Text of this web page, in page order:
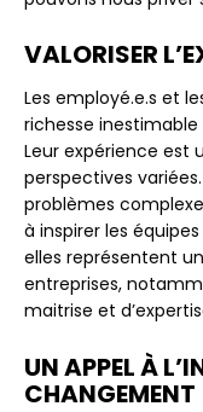
VALORISER
Les employé.e.s et
richesse
Leur expérience est
perspectives
problèmes
à inspirer les
elles représentent
entreprises,
maitrise et
UN APPEL À
CHANGEMENT